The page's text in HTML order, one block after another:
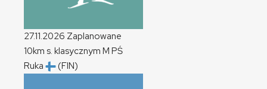
27.11.2026 Zaplanowane
10km s. klasycznym M PŚ
Ruka
(FIN)